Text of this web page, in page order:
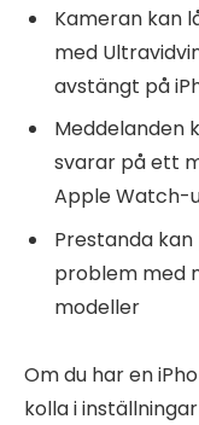
Kameran kan
med
avstängt på
Meddelanden
svarar på ett
Apple Watch-
Prestanda
problem med
modeller
Om du har en
kolla i